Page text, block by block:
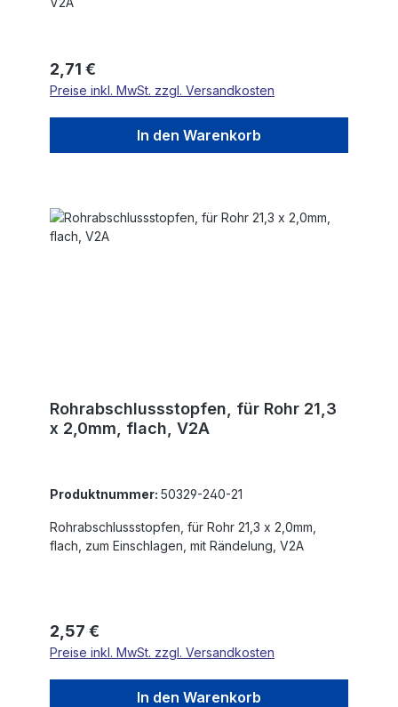
Regulärer Preis:
2,71 €
Preise inkl. MwSt. zzgl. Versandkosten
In den Warenkorb
Rohrabschlussstopfen, für Rohr 21,3
x 2,0mm, flach, V2A
Produktnummer: 50329-240-21
Rohrabschlussstopfen, für Rohr 21,3 x 2,0mm,
flach, zum Einschlagen, mit Rändelung, V2A
Regulärer Preis:
2,57 €
Preise inkl. MwSt. zzgl. Versandkosten
In den Warenkorb